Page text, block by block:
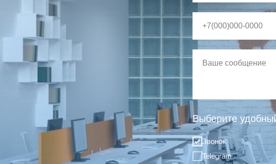
Выберите
Звонок
Telegram